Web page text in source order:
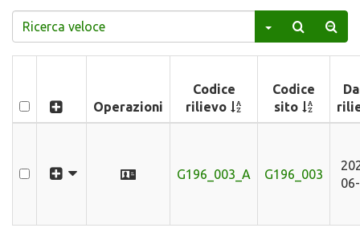
Operazioni
Codice
rilievo
Codice
sito
G196_003_A G196_003